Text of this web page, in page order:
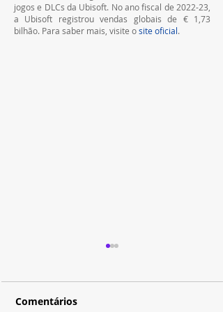
jogos e DLCs da Ubisoft. No ano fiscal de 2022-23,
a Ubisoft registrou vendas globais de € 1,73
bilhão. Para saber mais, visite o site oficial.
Comentários